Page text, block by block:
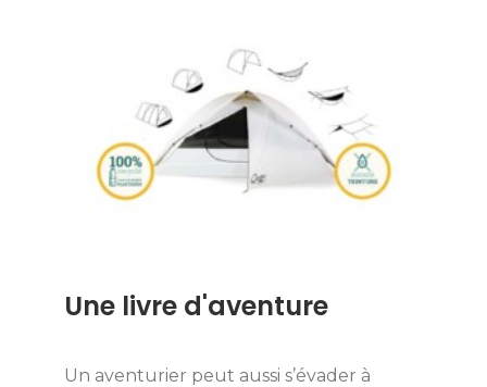
Une livre d'aventure
Un aventurier peut aussi s’évader à